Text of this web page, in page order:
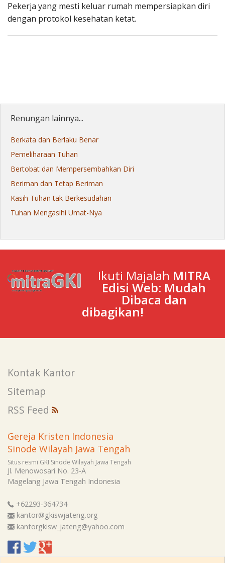
Pekerja yang mesti keluar rumah mempersiapkan diri
dengan protokol kesehatan ketat.
Renungan lainnya...
Berkata dan Berlaku Benar
Pemeliharaan Tuhan
Bertobat dan Mempersembahkan Diri
Beriman dan Tetap Beriman
Kasih Tuhan tak Berkesudahan
Tuhan Mengasihi Umat-Nya
Ikuti Majalah MITRA
Edisi Web: Mudah
Dibaca dan
dibagikan!
Kontak Kantor
Sitemap
RSS Feed
Gereja Kristen Indonesia
Sinode Wilayah Jawa Tengah
Situs resmi GKI Sinode Wilayah Jawa Tengah
Jl. Menowosari No. 23-A
Magelang Jawa Tengah Indonesia
+62293-364734
kantor@gkiswjateng.org
kantorgkisw_jateng@yahoo.com